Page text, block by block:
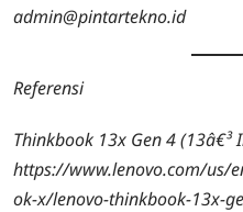
admin@pintartekno.id
Referensi
Thinkbook 13x Gen 4 (13â€³
https://www.lenovo.com/us/
ok-x/lenovo-thinkbook-13x-